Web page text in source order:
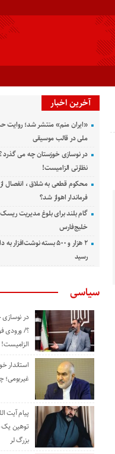
آخرین اخبار
«ایران منم» منتشر شد؛ روایت
ملی در قالب موسیقی
در نوسازی خوزستان چه می گذرد
نظارتی الزامیست!
محکوم قطعی به شلاق ، انفصال
فرماندار اهواز شد؟
گام بلند برای بلوغ مدیریت ریسک
خلیج‌فارس
۲ هزار و ۵۰۰ بسته
رسید
سیاسی
در
؟/ ورودی
الزامیست!
استاندار
پیام آیت
توهین یک
بزرگ لر